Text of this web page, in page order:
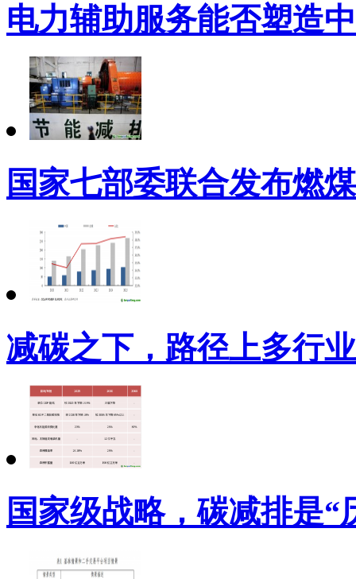
电力辅助服务能否塑造
国家七部委联合发布燃
减碳之下，路径上多行
国家级战略，碳减排是“